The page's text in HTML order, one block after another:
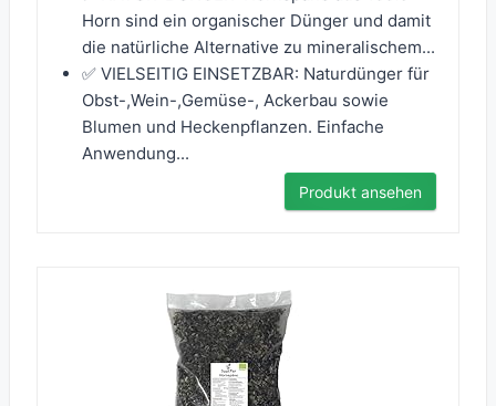
Horn sind ein organischer Dünger und damit
die natürliche Alternative zu mineralischem...
✅ VIELSEITIG EINSETZBAR: Naturdünger für
Obst-,Wein-,Gemüse-, Ackerbau sowie
Blumen und Heckenpflanzen. Einfache
Anwendung...
Produkt ansehen